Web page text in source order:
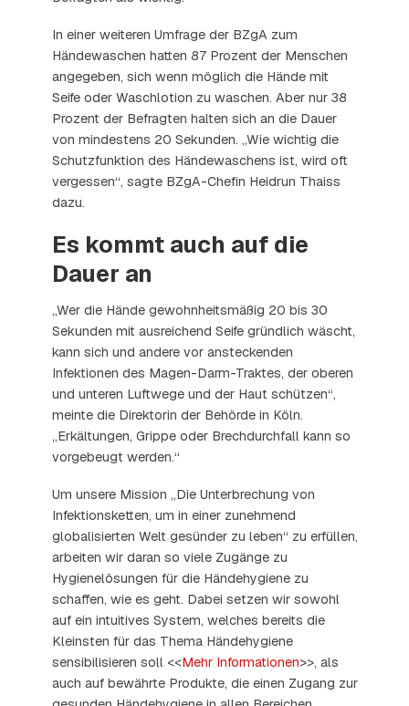
In einer weiteren Umfrage der BZgA zum
Händewaschen hatten 87 Prozent der Menschen
angegeben, sich wenn möglich die Hände mit
Seife oder Waschlotion zu waschen. Aber nur 38
Prozent der Befragten halten sich an die Dauer
von mindestens 20 Sekunden. „Wie wichtig die
Schutzfunktion des Händewaschens ist, wird oft
vergessen“, sagte BZgA-Chefin Heidrun Thaiss
dazu.
Es kommt auch auf die
Dauer an
„Wer die Hände gewohnheitsmäßig 20 bis 30
Sekunden mit ausreichend Seife gründlich wäscht,
kann sich und andere vor ansteckenden
Infektionen des Magen-Darm-Traktes, der oberen
und unteren Luftwege und der Haut schützen“,
meinte die Direktorin der Behörde in Köln.
„Erkältungen, Grippe oder Brechdurchfall kann so
vorgebeugt werden.“
Um unsere Mission „Die Unterbrechung von
Infektionsketten, um in einer zunehmend
globalisierten Welt gesünder zu leben“ zu erfüllen,
arbeiten wir daran so viele Zugänge zu
Hygienelösungen für die Händehygiene zu
schaffen, wie es geht. Dabei setzen wir sowohl
auf ein intuitives System, welches bereits die
Kleinsten für das Thema Händehygiene
sensibilisieren soll <<Mehr Informationen>>, als
auch auf bewährte Produkte, die einen Zugang zur